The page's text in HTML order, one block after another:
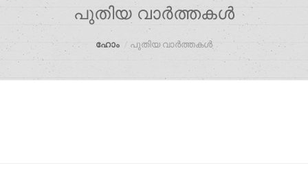
പുതിയ വാർത്തകൾ
ഹോം പുതിയ വാർത്തകൾ